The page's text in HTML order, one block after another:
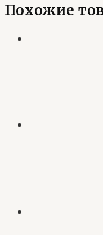
Похожие